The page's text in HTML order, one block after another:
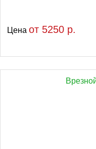
Цена от 5250 р.